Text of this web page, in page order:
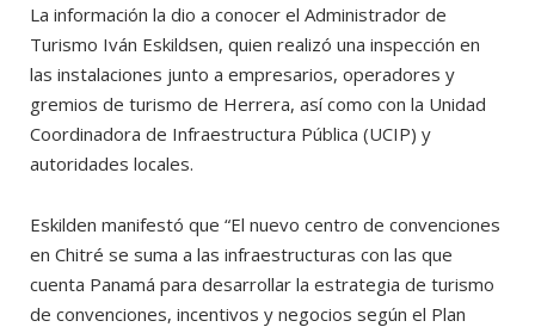
La información la dio a conocer el Administrador de
Turismo Iván Eskildsen, quien realizó una inspección en
las instalaciones junto a empresarios, operadores y
gremios de turismo de Herrera, así como con la Unidad
Coordinadora de Infraestructura Pública (UCIP) y
autoridades locales.
Eskilden manifestó que “El nuevo centro de convenciones
en Chitré se suma a las infraestructuras con las que
cuenta Panamá para desarrollar la estrategia de turismo
de convenciones, incentivos y negocios según el Plan